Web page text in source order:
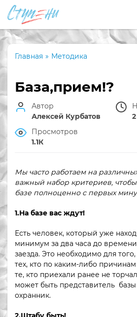
Главная » Методика
База,прием!?
Автор
Алексей Курбатов
Просмотров
1.1К
Мы часто работаем на
важный набор критериев, чтобы
базе полноценно с первых
1.На базе вас ждут!
Есть человек, который уже
минимум за два часа до
заезда. Это необходимо для
тех, кто по каким-либо
те, кто приехали ранее не
может быть представитель
охранник.